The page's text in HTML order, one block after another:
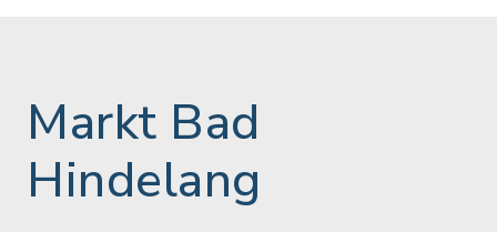
Markt Bad
Hindelang